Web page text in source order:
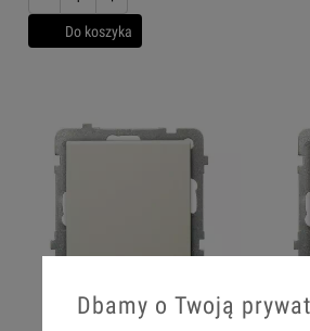
Do koszyka
Dbamy o Twoją